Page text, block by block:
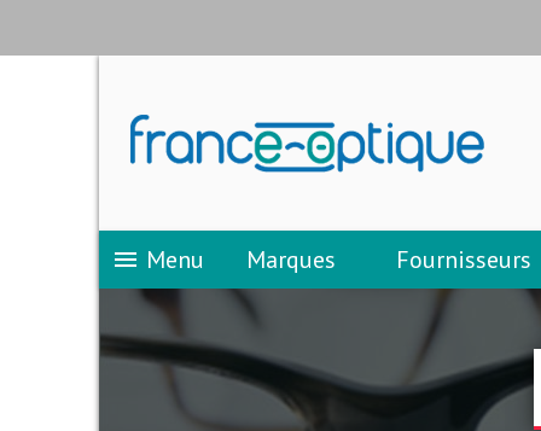
menu Menu Marques Fournisseurs